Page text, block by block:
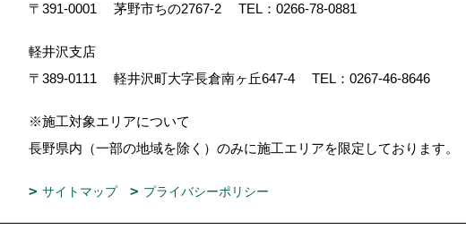
〒391-0001
茅野市ちの2767-2 TEL： 0266-78-0881
軽井沢支店
〒389-0111
軽井沢町大字長倉南ヶ丘647-4 TEL： 0267-46-8646
※施工対象エリアについて
長野県内（一部の地域を除く）のみに施工エリアを限定しております。
サイトマップ プライバシーポリシー